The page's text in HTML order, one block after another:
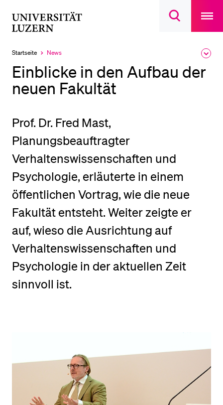
Suchdialog
main
Startseite
Aktuell
ausgewählt
News
Einblicke in den Aufbau der
neuen Fakultät
Prof. Dr. Fred Mast,
Planungsbeauftragter
Verhaltenswissenschaften und
Psychologie, erläuterte in einem
öffentlichen Vortrag, wie die neue
Fakultät entsteht. Weiter zeigte er
auf, wieso die Ausrichtung auf
Verhaltenswissenschaften und
Psychologie in der aktuellen Zeit
sinnvoll ist.
LETZTE SUCHEN
DIE UNI FÜR…
Schulklassen und Lehrpersonen
Studierende
Forschende
Mitarbeitende
Alumni
BELIEBTE INHALTE
Vorlesungsverzeichnis
Bibliothek